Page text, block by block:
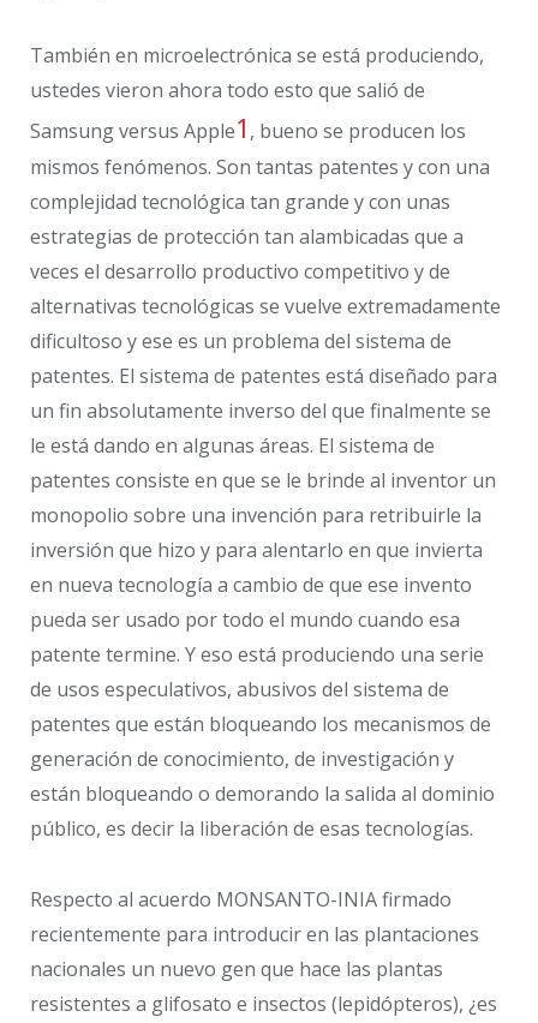
También en microelectrónica se está produciendo,
ustedes vieron ahora todo esto que salió de
Samsung versus Apple1 , bueno se producen los
mismos fenómenos. Son tantas patentes y con una
complejidad tecnológica tan grande y con unas
estrategias de protección tan alambicadas que a
veces el desarrollo productivo competitivo y de
alternativas tecnológicas se vuelve extremadamente
dificultoso y ese es un problema del sistema de
patentes. El sistema de patentes está diseñado para
un fin absolutamente inverso del que finalmente se
le está dando en algunas áreas. El sistema de
patentes consiste en que se le brinde al inventor un
monopolio sobre una invención para retribuirle la
inversión que hizo y para alentarlo en que invierta
en nueva tecnología a cambio de que ese invento
pueda ser usado por todo el mundo cuando esa
patente termine. Y eso está produciendo una serie
de usos especulativos, abusivos del sistema de
patentes que están bloqueando los mecanismos de
generación de conocimiento, de investigación y
están bloqueando o demorando la salida al dominio
público, es decir la liberación de esas tecnologías.
Respecto al acuerdo MONSANTO-INIA firmado
recientemente para introducir en las plantaciones
nacionales un nuevo gen que hace las plantas
resistentes a glifosato e insectos (lepidópteros), ¿es